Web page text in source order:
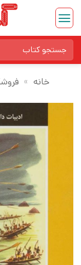
Skip
content
برای:
خانه »